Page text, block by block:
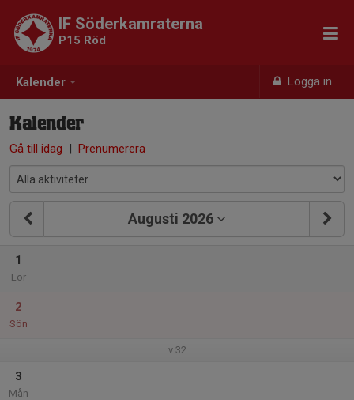
Kalender Logga in
IF Söderkamraterna
P15 Röd
Kalender
Gå till idag | Prenumerera
Augusti 2026
1
Lör
2
Sön
v.32
3
Mån